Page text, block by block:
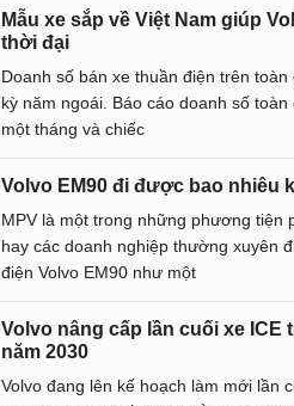
Mẫu xe sắp về Việt Nam giúp
thời đại
Doanh số bán xe thuần điện trên
kỳ năm ngoái. Báo cáo doanh số
một tháng và chiếc
Volvo EM90 đi được bao nhiêu
MPV là một trong những phương tiện
hay các doanh nghiệp thường xuyên
điện Volvo EM90 như một
Volvo nâng cấp lần cuối xe
năm 2030
Volvo đang lên kế hoạch làm mới lần